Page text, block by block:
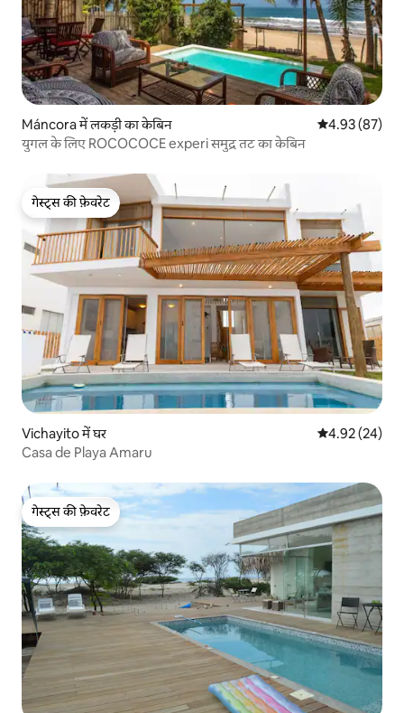
Máncora में लकड़ी का केबिन औसत रेटिंग 5 में
4.93 (87)
युगल के लिए ROCOCOCE experi समुद्र तट का केबिन
गेस्ट्स की फ़ेवरेट
गेस्ट्स की फ़ेवरेट
Vichayito में घर औसत रेटिंग 5 में
4.92 (24)
Casa de Playa Amaru
गेस्ट्स की फ़ेवरेट
गेस्ट्स की फ़ेवरेट